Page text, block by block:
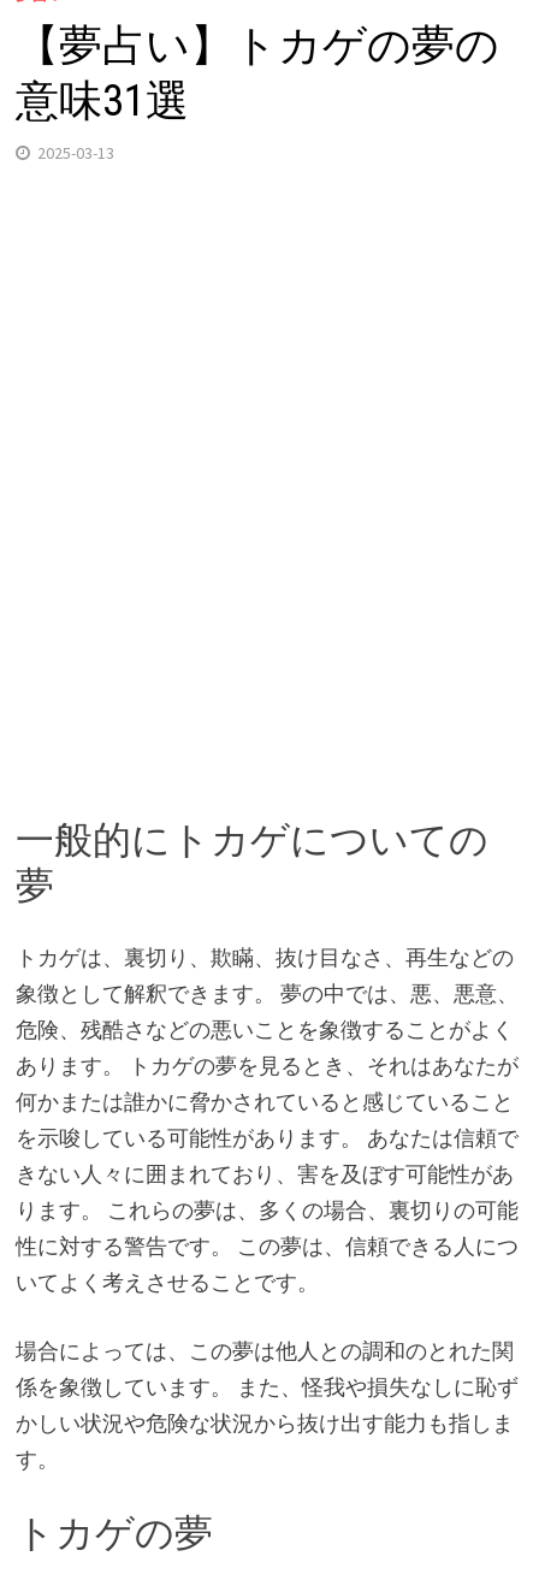
【夢占い】トカゲの夢の
意味31選
2025-03-13
一般的にトカゲについての
夢
トカゲは、裏切り、欺瞞、抜け目なさ、再生などの
象徴として解釈できます。 夢の中では、悪、悪意、
危険、残酷さなどの悪いことを象徴することがよく
あります。 トカゲの夢を見るとき、それはあなたが
何かまたは誰かに脅かされていると感じていること
を示唆している可能性があります。 あなたは信頼で
きない人々に囲まれており、害を及ぼす可能性があ
ります。 これらの夢は、多くの場合、裏切りの可能
性に対する警告です。 この夢は、信頼できる人につ
いてよく考えさせることです。
場合によっては、この夢は他人との調和のとれた関
係を象徴しています。 また、怪我や損失なしに恥ず
かしい状況や危険な状況から抜け出す能力も指しま
す。
トカゲの夢